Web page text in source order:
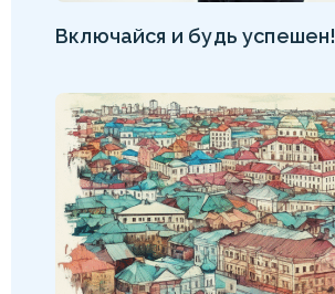
Включайся и будь успешен!